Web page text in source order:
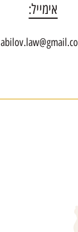
אימייל: